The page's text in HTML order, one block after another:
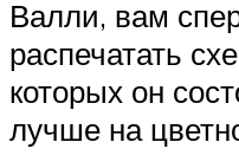
Валли, вам
распечатать
которых он
лучше на